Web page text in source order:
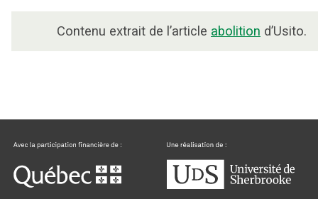
Contenu extrait de l’article abolition d’Usito.